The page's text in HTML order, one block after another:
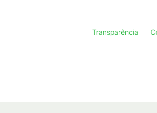
Transparência